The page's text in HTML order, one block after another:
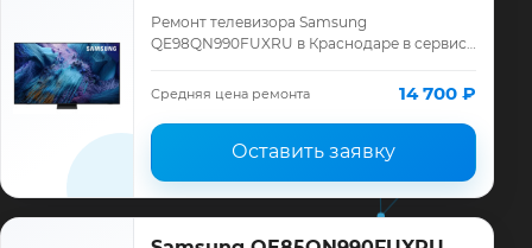
Ремонт телевизора Samsung
QE98QN990FUXRU в Краснодаре в сервисе
Samsung, смета до ремонта, запчасти и
гарантия до 12 меся…
Средняя цена ремонта 14 700 ₽
Оставить заявку